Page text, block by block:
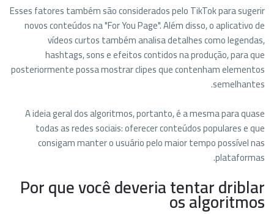
Esses fatores também são considerados pelo TikTok para sugerir
novos conteúdos na "For You Page". Além disso, o aplicativo de
vídeos curtos também analisa detalhes como legendas,
hashtags, sons e efeitos contidos na produção, para que
posteriormente possa mostrar clipes que contenham elementos
semelhantes.
A ideia geral dos algoritmos, portanto, é a mesma para quase
todas as redes sociais: oferecer conteúdos populares e que
consigam manter o usuário pelo maior tempo possível nas
plataformas.
Por que você deveria tentar driblar
os algoritmos